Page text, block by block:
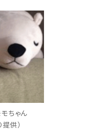
ちゃん
供）